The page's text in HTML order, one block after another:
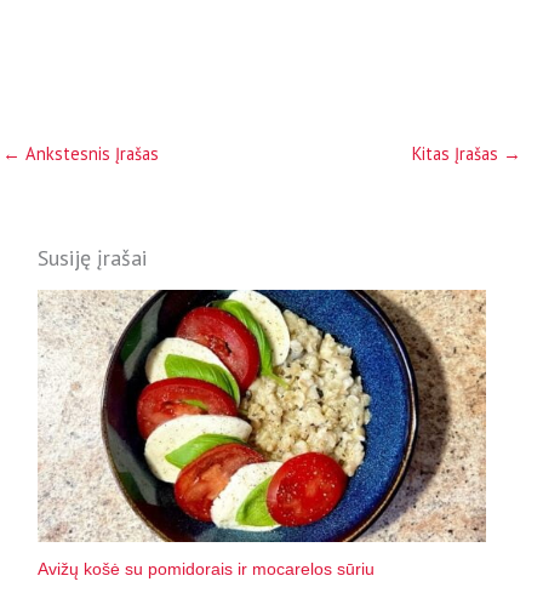
← Ankstesnis Įrašas Kitas Įrašas →
Susiję įrašai
Avižų košė su pomidorais ir mocarelos sūriu